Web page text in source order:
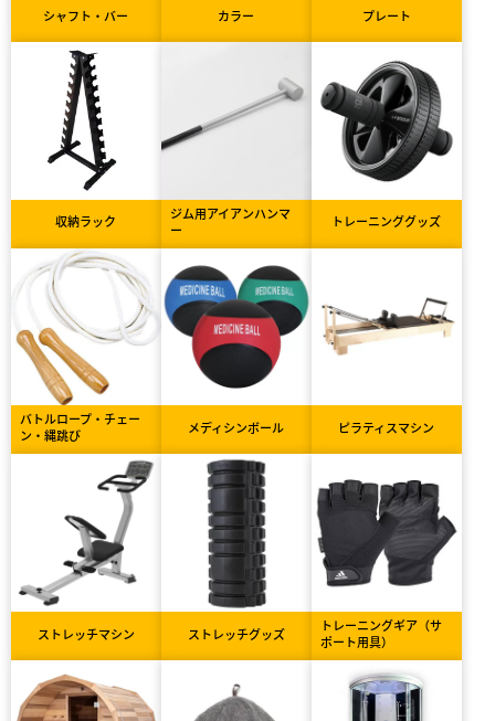
シャフト・バー カラー プレート
収納ラック
ジム用アイアンハンマ
ー
トレーニンググッズ
バトルロープ・チェー
ン・縄跳び
メディシンボール ピラティスマシン
ストレッチマシン ストレッチグッズ
トレーニングギア（サ
ポート用具）